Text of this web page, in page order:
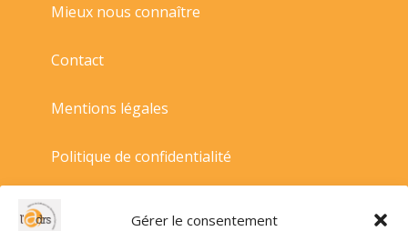
Gérer le consentement
Mieux nous connaître
Contact
Mentions légales
Politique de confidentialité
Politique de cookies